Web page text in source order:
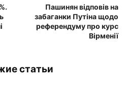
Пашинян відповів на
забаганки Путіна щодо
референдуму про курс
Вірменії
статьи